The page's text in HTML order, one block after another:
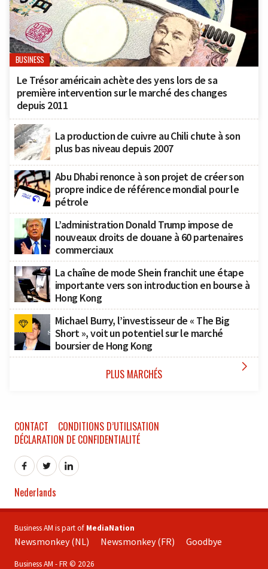
BUSINESS
Le Trésor américain achète des yens lors de sa
première intervention sur le marché des changes
depuis 2011
La production de cuivre au Chili chute à son
plus bas niveau depuis 2007
Abu Dhabi renonce à son projet de créer son
propre indice de référence mondial pour le
pétrole
L’administration Donald Trump impose de
nouveaux droits de douane à 60 partenaires
commerciaux
La chaîne de mode Shein franchit une étape
importante vers son introduction en bourse à
Hong Kong
Michael Burry, l’investisseur de « The Big
Short », voit un potentiel sur le marché
boursier de Hong Kong
PLUS MARCHÉS 
CONTACT
CONDITIONS D’UTILISATION
DÉCLARATION DE CONFIDENTIALITÉ
Nederlands
Business AM is part of MediaNation
Newsmonkey (NL) Newsmonkey (FR) Goodbye
Business AM - FR © 2026